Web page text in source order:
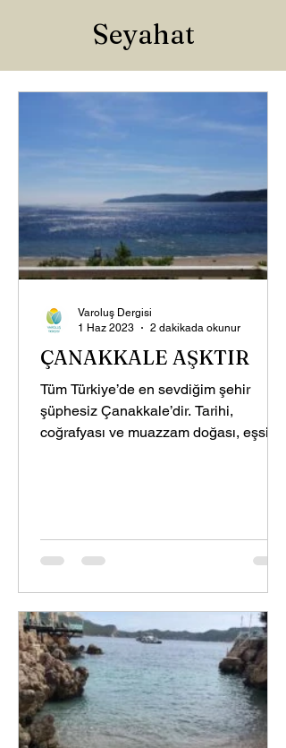
Seyahat
ÇANAKKALE AŞKTIR
Tüm Türkiye’de en sevdiğim şehir
şüphesiz Çanakkale’dir. Tarihi,
coğrafyası ve muazzam doğası, eşsiz
Varoluş Dergisi
1 Haz 2023
2 dakikada okunur